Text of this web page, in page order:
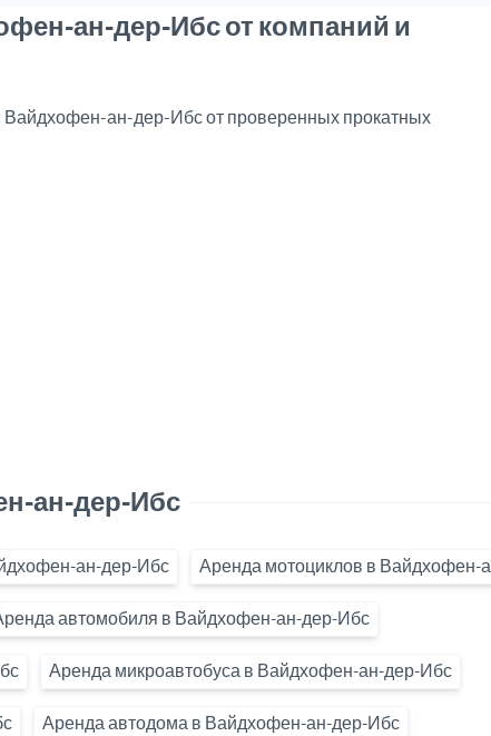
ан-дер-Ибс от компаний и
ан-дер-Ибс от проверенных прокатных
ан-дер-Ибс
ан-дер-Ибс Аренда мотоциклов в Вайдхофен-
автомобиля в Вайдхофен-ан-дер-Ибс
Аренда микроавтобуса в Вайдхофен-ан-дер-Ибс
Аренда автодома в Вайдхофен-ан-дер-Ибс